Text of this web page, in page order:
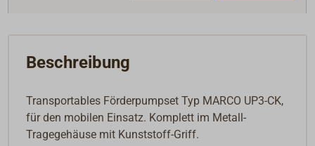
Beschreibung
Transportables Förderpumpset Typ MARCO UP3-CK,
für den mobilen Einsatz. Komplett im Metall-
Tragegehäuse mit Kunststoff-Griff.